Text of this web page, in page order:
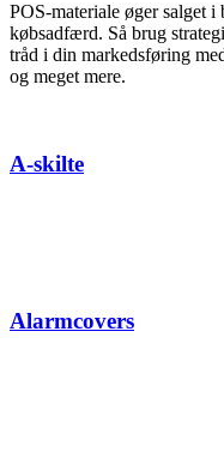
POS-materiale øger salget
købsadfærd. Så brug
tråd i din markedsføring
og meget mere.
A-skilte
Alarmcovers